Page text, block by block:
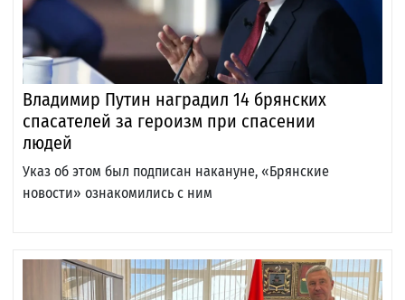
Владимир Путин наградил 14 брянских
спасателей за героизм при спасении
людей
Указ об этом был подписан накануне, «Брянские
новости» ознакомились с ним